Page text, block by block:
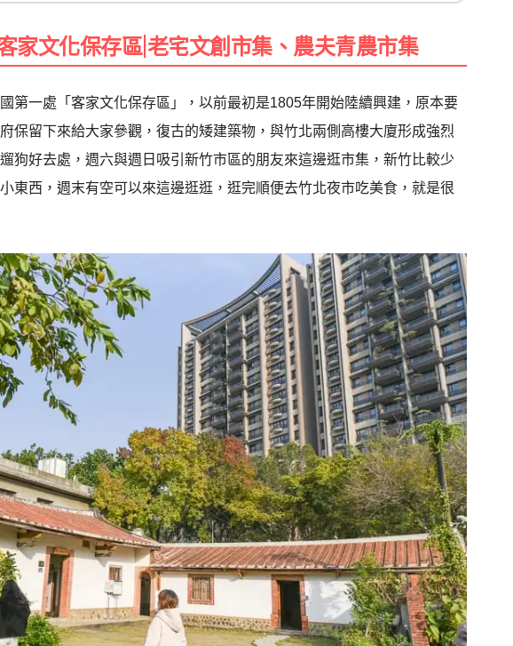
家文化保存區|老宅文創市集、農夫青農市集
第一處「客家文化保存區」，以前最初是1805年開始陸續興建，原本要
保留下來給大家參觀，復古的矮建築物，與竹北兩側高樓大廈形成強烈
狗好去處，週六與週日吸引新竹市區的朋友來這邊逛市集，新竹比較少
東西，週末有空可以來這邊逛逛，逛完順便去竹北夜市吃美食，就是很